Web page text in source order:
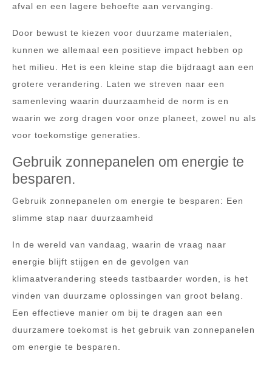
afval en een lagere behoefte aan vervanging.
Door bewust te kiezen voor duurzame materialen,
kunnen we allemaal een positieve impact hebben op
het milieu. Het is een kleine stap die bijdraagt aan een
grotere verandering. Laten we streven naar een
samenleving waarin duurzaamheid de norm is en
waarin we zorg dragen voor onze planeet, zowel nu als
voor toekomstige generaties.
Gebruik zonnepanelen om energie te
besparen.
Gebruik zonnepanelen om energie te besparen: Een
slimme stap naar duurzaamheid
In de wereld van vandaag, waarin de vraag naar
energie blijft stijgen en de gevolgen van
klimaatverandering steeds tastbaarder worden, is het
vinden van duurzame oplossingen van groot belang.
Een effectieve manier om bij te dragen aan een
duurzamere toekomst is het gebruik van zonnepanelen
om energie te besparen.